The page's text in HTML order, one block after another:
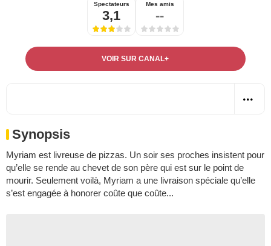
Spectateurs
3,1
Mes amis
--
VOIR SUR CANAL+
Synopsis
Myriam est livreuse de pizzas. Un soir ses proches insistent pour
qu’elle se rende au chevet de son père qui est sur le point de
mourir. Seulement voilà, Myriam a une livraison spéciale qu’elle
s’est engagée à honorer coûte que coûte...